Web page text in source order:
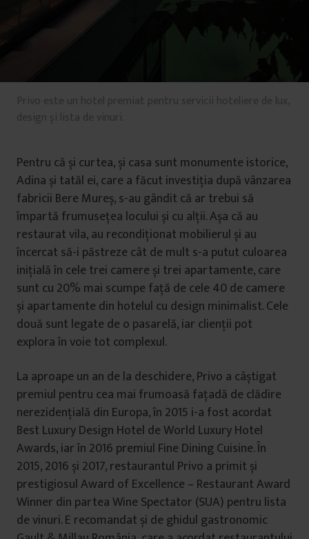
Privo este un hotel premiat pentru servicii hoteliere de lux,
design și lista de vinuri.
Pentru că și curtea, și casa sunt monumente istorice,
Adina și tatăl ei, care a făcut investiția după vânzarea
fabricii Bere Mureș, s-au gândit că ar trebui să
împartă frumusețea locului și cu alții. Așa că au
restaurat vila, au recondiționat mobilierul și au
încercat să-i păstreze cât de mult s-a putut culoarea
inițială în cele trei camere și trei apartamente, care
sunt cu 20% mai scumpe față de cele 40 de camere
și apartamente din hotelul cu design minimalist. Cele
două sunt legate de o pasarelă, iar clienții pot
explora în voie tot complexul.
La aproape un an de la deschidere, Privo a câștigat
premiul pentru cea mai frumoasă fațadă de clădire
nerezidențială din Europa, în 2015 i-a fost acordat
Best Luxury Design Hotel de World Luxury Hotel
Awards, iar în 2016 premiul Fine Dining Cuisine. În
2015, 2016 și 2017, restaurantul Privo a primit și
prestigiosul Award of Excellence – Restaurant Award
Winner din partea Wine Spectator (SUA) pentru lista
de vinuri. E recomandat și de ghidul gastronomic